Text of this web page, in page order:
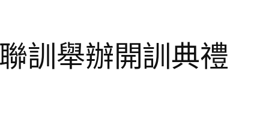
訓舉辦開訓典禮